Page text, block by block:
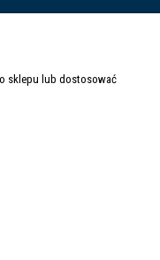
sklepu lub dostosować